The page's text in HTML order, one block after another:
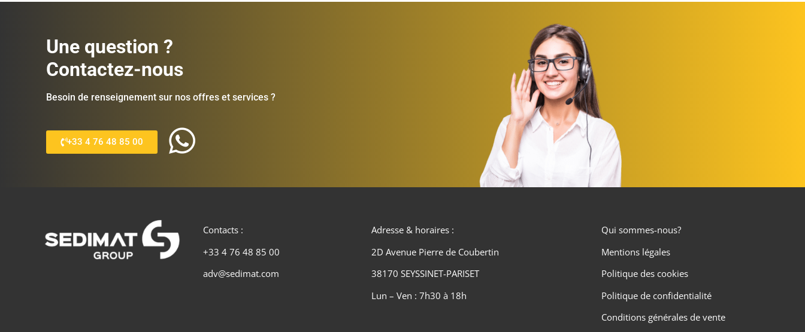
Une question ?
Contactez-nous
Besoin de renseignement sur nos offres et services ?
+33 4 76 48 85 00
Contacts :
+33 4 76 48 85 00
adv@sedimat.com
Adresse & horaires :
2D Avenue Pierre de Coubertin
38170 SEYSSINET-PARISET
Lun – Ven : 7h30 à 18h
Qui sommes-nous?
Mentions légales
Politique des cookies
Politique de confidentialité
Conditions générales de vente